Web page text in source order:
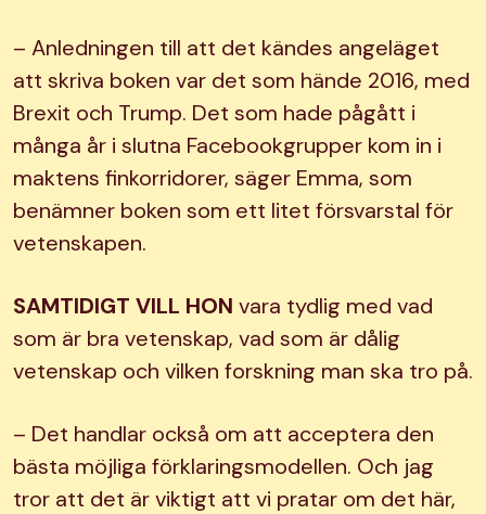
– Anledningen till att det kändes angeläget
att skriva boken var det som hände 2016, med
Brexit och Trump. Det som hade pågått i
många år i slutna Facebookgrupper kom in i
maktens finkorridorer, säger Emma, som
benämner boken som ett litet försvarstal för
vetenskapen.
SAMTIDIGT VILL HON vara tydlig med vad
som är bra vetenskap, vad som är dålig
vetenskap och vilken forskning man ska tro på.
– Det handlar också om att acceptera den
bästa möjliga förklaringsmodellen. Och jag
tror att det är viktigt att vi pratar om det här,